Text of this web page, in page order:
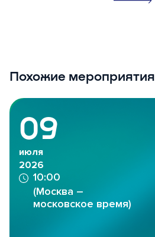
Похожие мероприятия
09
июля
2026
10:00
(Москва –
московское время)